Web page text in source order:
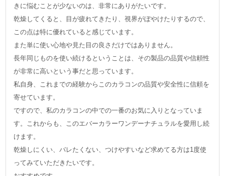
きに悩むことが少ないのは、非常にありがたいです。
乾燥してくると、目が疲れてきたり、視界がぼやけたりするので、
この点は特に優れていると感じています。
また単に使い心地や見た目の良さだけではありません。
長年同じものを使い続けるということは、その製品の品質や信頼性
が非常に高いという事だと思っています。
私自身、これまでの経験からこのカラコンの品質や安全性に信頼を
寄せています。
ですので、私のカラコンの中での一番のお気に入りとなっていま
す。これからも、このエバーカラーワンデーナチュラルを愛用し続
けます。
乾燥しにくい、バレたくない、つけやすいなど求めてる方は1度使
ってみていただきたいです。